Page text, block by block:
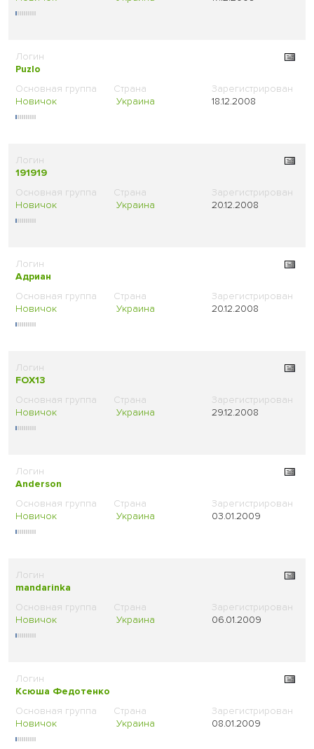
Puzlo
Новичок Украина 18.12.2008
191919
Новичок Украина 20.12.2008
Адриан
Новичок Украина 20.12.2008
FOX13
Новичок Украина 29.12.2008
Anderson
Новичок Украина 03.01.2009
mandarinka
Новичок Украина 06.01.2009
Ксюша Федотенко
Новичок Украина 08.01.2009